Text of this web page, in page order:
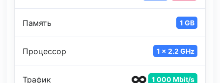
Память 1 GB
Процессор 1 x 2.2 GHz
Трафик 1 000 Mbit/s